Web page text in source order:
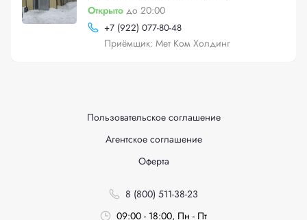
Открыто до 20:00
+7 (922) 077-80-48
Приёмщик: Мет Ком Холдинг
Пользовательское соглашение
Агентское соглашение
Оферта
8 (800) 511-38-23
09:00 - 18:00, Пн - Пт